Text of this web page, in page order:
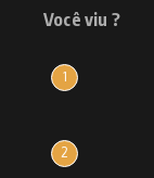
Você viu ?
1
2